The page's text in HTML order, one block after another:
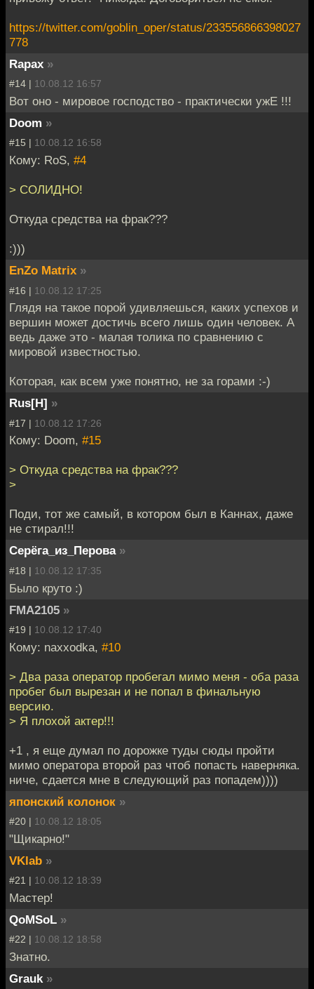
https://twitter.com/goblin_oper/status/233556866398027
778
Rapax »
#14 | 10.08.12 16:57
Вот оно - мировое господство - практически ужЕ !!!
Doom »
#15 | 10.08.12 16:58
Кому: RoS, #4
> СОЛИДНО!
Откуда средства на фрак???
:)))
EnZo Matrix »
#16 | 10.08.12 17:25
Глядя на такое порой удивляешься, каких успехов и
вершин может достичь всего лишь один человек. А
ведь даже это - малая толика по сравнению с
мировой известностью.
Которая, как всем уже понятно, не за горами :-)
Rus[H] »
#17 | 10.08.12 17:26
Кому: Doom, #15
> Откуда средства на фрак???
>
Поди, тот же самый, в котором был в Каннах, даже
не стирал!!!
Серёга_из_Перова »
#18 | 10.08.12 17:35
Было круто :)
FMA2105 »
#19 | 10.08.12 17:40
Кому: naxxodka, #10
> Два раза оператор пробегал мимо меня - оба раза
пробег был вырезан и не попал в финальную
версию.
> Я плохой актер!!!
+1 , я еще думал по дорожке туды сюды пройти
мимо оператора второй раз чтоб попасть наверняка.
ниче, сдается мне в следующий раз попадем))))
японский колонок »
#20 | 10.08.12 18:05
"Щикарно!"
VKlab »
#21 | 10.08.12 18:39
Мастер!
QoMSoL »
#22 | 10.08.12 18:58
Знатно.
Grauk »